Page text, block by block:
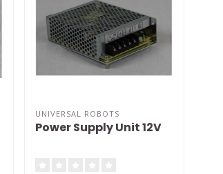
UNIVERSAL ROBOTS
Power Supply Unit 12V